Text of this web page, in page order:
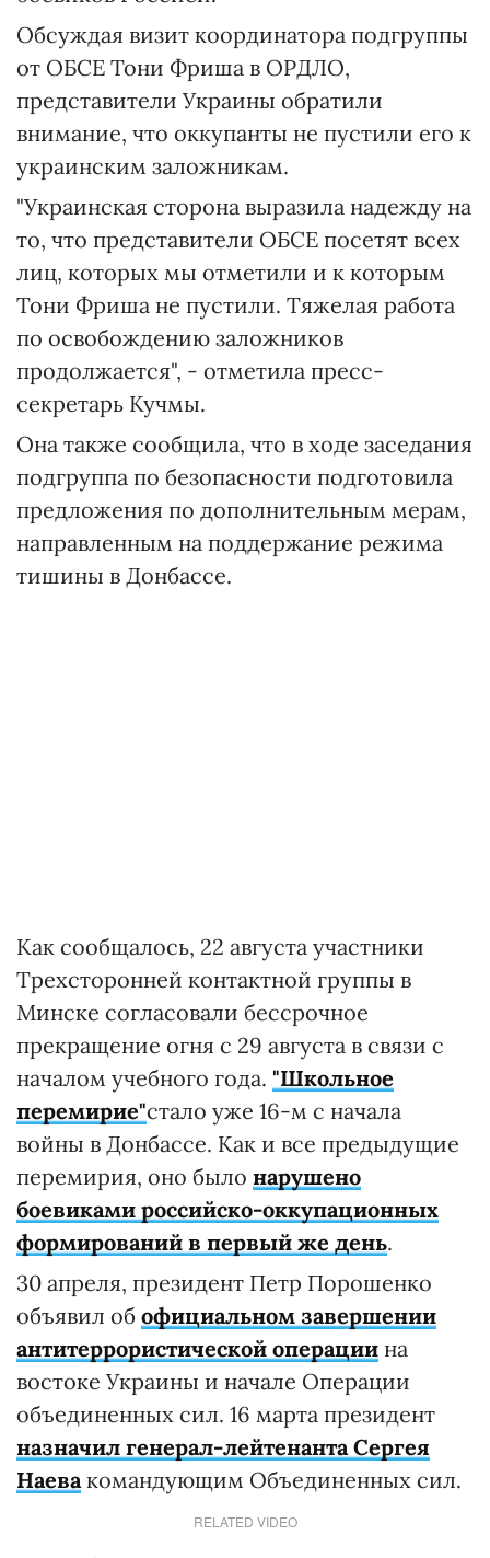
Обсуждая визит координатора подгруппы
от ОБСЕ Тони Фриша в ОРДЛО,
представители Украины обратили
внимание, что оккупанты не пустили его к
украинским заложникам.
"Украинская сторона выразила надежду на
то, что представители ОБСЕ посетят всех
лиц, которых мы отметили и к которым
Тони Фриша не пустили. Тяжелая работа
по освобождению заложников
продолжается", - отметила пресс-
секретарь Кучмы.
Она также сообщила, что в ходе заседания
подгруппа по безопасности подготовила
предложения по дополнительным мерам,
направленным на поддержание режима
тишины в Донбассе.
Как сообщалось, 22 августа участники
Трехсторонней контактной группы в
Минске согласовали бессрочное
прекращение огня с 29 августа в связи с
началом учебного года. "Школьное
перемирие"стало уже 16-м с начала
войны в Донбассе. Как и все предыдущие
перемирия, оно было нарушено
боевиками российско-оккупационных
формирований в первый же день.
30 апреля, президент Петр Порошенко
объявил об официальном завершении
антитеррористической операции на
востоке Украины и начале Операции
объединенных сил. 16 марта президент
назначил генерал-лейтенанта Сергея
Наева командующим Объединенных сил.
RELATED VIDEO